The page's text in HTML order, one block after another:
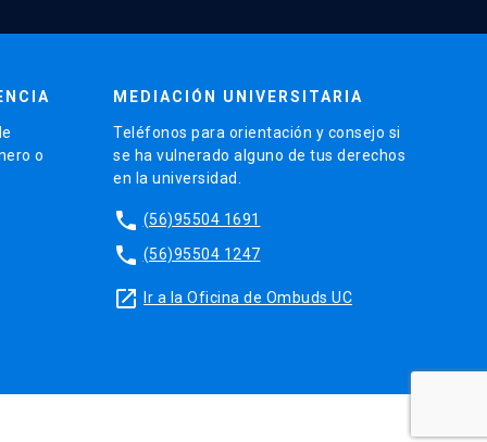
o
MEDIACIÓN UNIVERSITARIA
Teléfonos para orientación y consejo si
se ha vulnerado alguno de tus derechos
en la universidad.
phone (56)95504 1691
phone (56)95504 1247
launch Ir a la Oficina de Ombuds UC